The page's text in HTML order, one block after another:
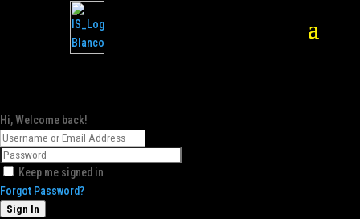
Hi, Welcome back!
Keep me signed in
Forgot Password?
Sign In